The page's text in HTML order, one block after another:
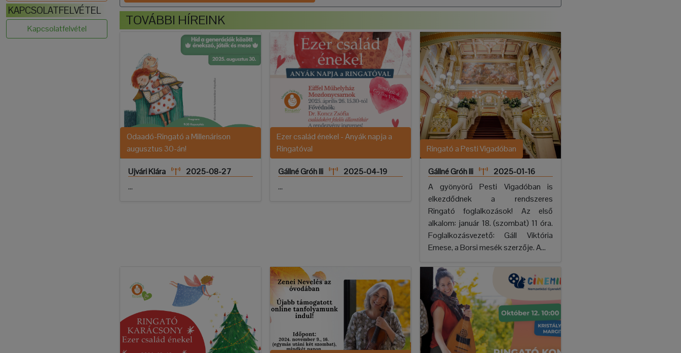
KAPCSOLATFELVÉTEL
Kapcsolatfelvétel
TOVÁBBI HÍREINK
Odaadó-Ringató a Millenárison
augusztus 30-án!
Ujvári Klára
2025-08-27
...
Ezer család énekel - Anyák napja a
Ringatóval
Gállné Gróh Ili
2025-04-19
...
Ringató a Pesti Vigadóban
Gállné Gróh Ili
2025-01-16
A gyönyörű Pesti Vigadóban is
elkezdődnek a rendszeres
Ringató foglalkozások! Az első
alkalom: január 18. (szombat) 11 óra.
Foglalkozásvezető: Gáll Viktória
Emese, a Borsi mesék szerzője. A...